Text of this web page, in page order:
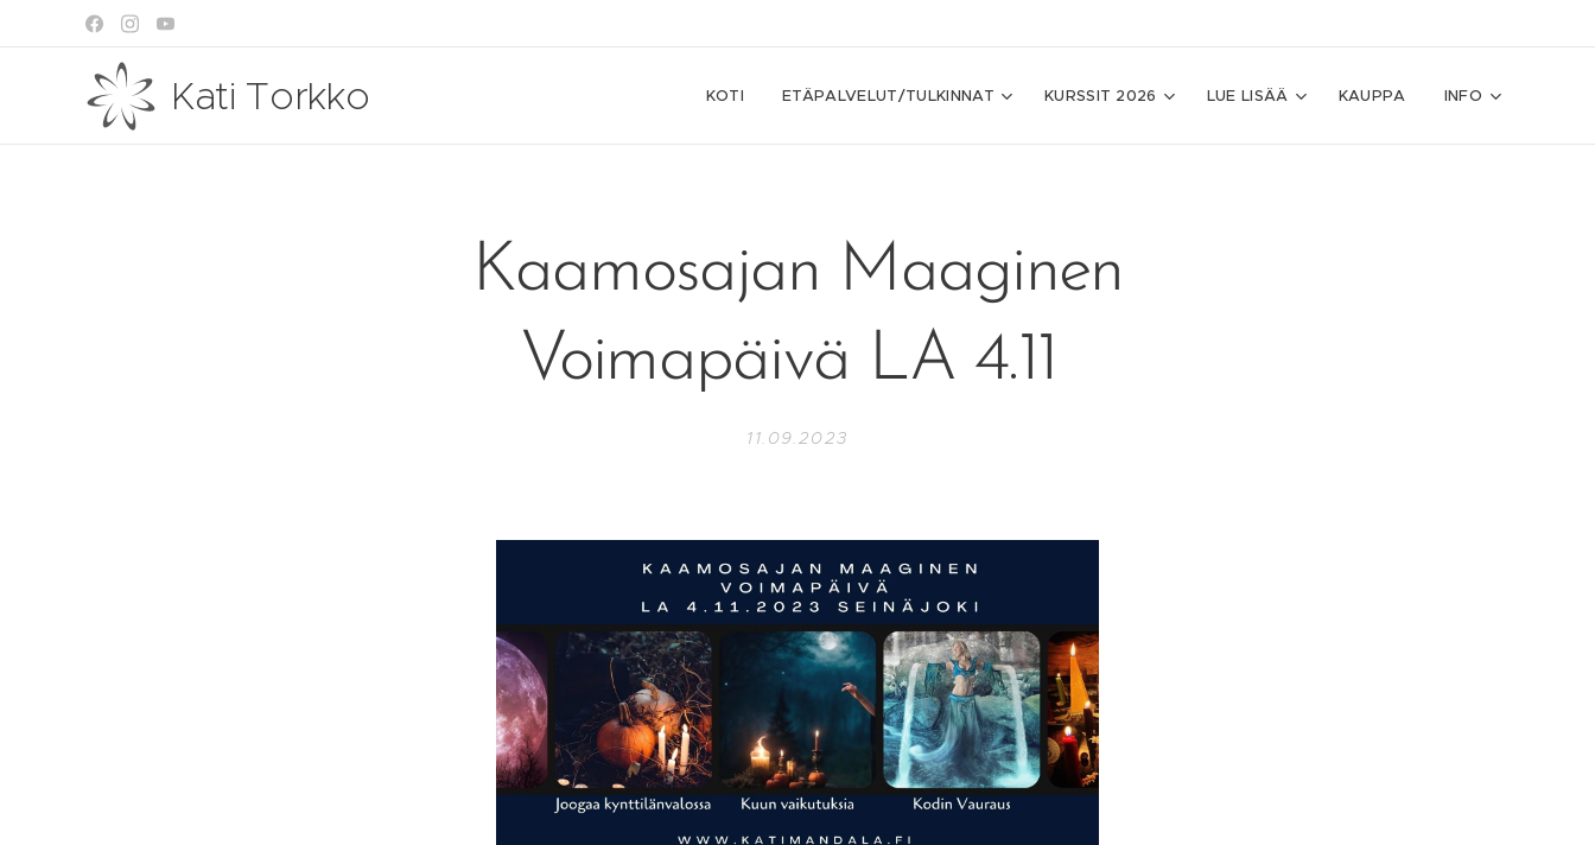
Kati Torkko KOTI ETÄPALVELUT/TULKINNAT KURSSIT 2026 LUE LISÄÄ KAUPPA INFO
Kaamosajan Maaginen
Voimapäivä LA 4.11
11.09.2023